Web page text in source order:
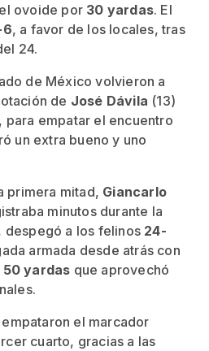
ovoide por 30 yardas. El
6, a favor de los locales, tras
24.
de México volvieron a
de José Dávila (13)
para empatar el encuentro
un extra bueno y uno
primera mitad, Giancarlo
minutos durante la
a los felinos 24-
armada desde atrás con
50 yardas que aprovechó
el marcador
cuarto, gracias a las